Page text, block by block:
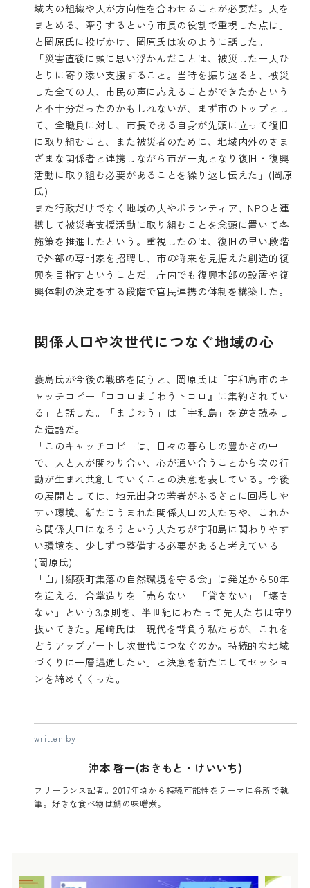
域内の組織や人が方向性を合わせることが必要だ。人を
まとめる、牽引するという市長の役割で重視した点は」
と岡原氏に投げかけ、岡原氏は次のように話した。
「災害直後に頭に思い浮かんだことは、被災した一人ひ
とりに寄り添い支援すること。当時を振り返ると、被災
した全ての人、市民の声に応えることができたかという
と不十分だったのかもしれないが、まず市のトップとし
て、全職員に対し、市長である自身が先頭に立って復旧
に取り組むこと、また被災者のために、地域内外のさま
ざまな関係者と連携しながら市が一丸となり復旧・復興
活動に取り組む必要があることを繰り返し伝えた」(岡原
氏)
また行政だけでなく地域の人やボランティア、NPOと連
携して被災者支援活動に取り組むことを念頭に置いて各
施策を推進したという。重視したのは、復旧の早い段階
で外部の専門家を招聘し、市の将来を見据えた創造的復
興を目指すということだ。庁内でも復興本部の設置や復
興体制の決定をする段階で官民連携の体制を構築した。
関係人口や次世代につなぐ地域の心
蓑島氏が今後の戦略を問うと、岡原氏は「宇和島市のキ
ャッチコピー『ココロまじわうトコロ』 に集約されてい
る」と話した。「まじわう」は「宇和島」を逆さ読みし
た造語だ。
「このキャッチコピーは、日々の暮らしの豊かさの中
で、人と人が関わり合い、心が通い合うことから次の行
動が生まれ共創していくことの決意を表している。今後
の展開としては、地元出身の若者がふるさとに回帰しや
すい環境、新たにうまれた関係人口の人たちや、これか
ら関係人口になろうという人たちが宇和島に関わりやす
い環境を、少しずつ整備する必要があると考えている」
(岡原氏)
「白川郷荻町集落の自然環境を守る会」は発足から50年
を迎える。合掌造りを「売らない」「貸さない」「壊さ
ない」という3原則を、半世紀にわたって先人たちは守り
抜いてきた。尾崎氏は「現代を背負う私たちが、これを
どうアップデートし次世代につなぐのか。持続的な地域
づくりに一層邁進したい」と決意を新たにしてセッショ
ンを締めくくった。
written by
沖本 啓一(おきもと・けいいち)
フリーランス記者。2017年頃から持続可能性をテーマに各所で執
筆。好きな食べ物は鯖の味噌煮。